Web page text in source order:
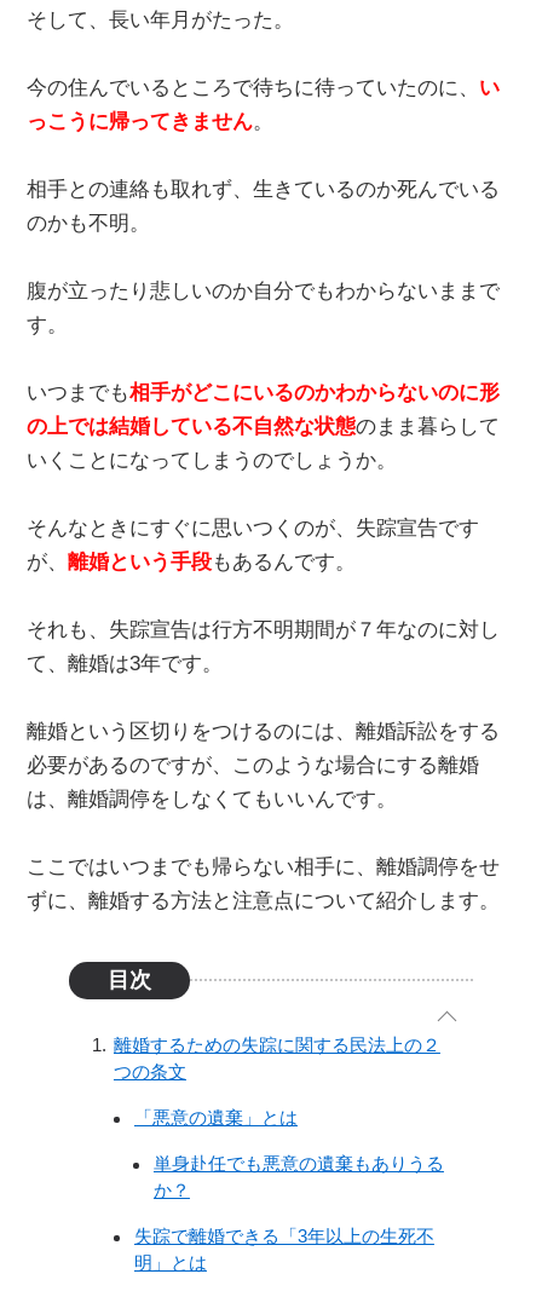
そして、長い年月がたった。
今の住んでいるところで待ちに待っていたのに、 い
っこうに帰ってきません。
相手との連絡も取れず、生きているのか死んでいる
のかも不明。
腹が立ったり悲しいのか自分でもわからないままで
す。
いつまでも相手がどこにいるのかわからないのに形
の上では結婚している不自然な状態のまま暮らして
いくことになってしまうのでしょうか。
そんなときにすぐに思いつくのが、失踪宣告です
が、離婚という手段もあるんです。
それも、失踪宣告は行方不明期間が７年なのに対し
て、離婚は3年です。
離婚という区切りをつけるのには、離婚訴訟をする
必要があるのですが、このような場合にする離婚
は、離婚調停をしなくてもいいんです。
ここではいつまでも帰らない相手に、離婚調停をせ
ずに、離婚する方法と注意点について紹介します。
目次
離婚するための失踪に関する民法上の２
つの条文
「悪意の遺棄」とは
単身赴任でも悪意の遺棄もありうる
か？
失踪で離婚できる「3年以上の生死不
明」とは